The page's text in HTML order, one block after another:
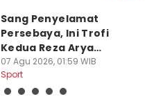
Sang Penyelamat
Persebaya, Ini Trofi
Kedua Reza Arya
Bersama Tavares
07 Agu 2026, 01:59 WIB
Sport